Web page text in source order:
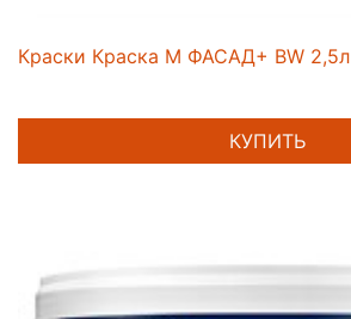
Краски Краска M ФАСАД+ BW 2,5л
КУПИТЬ